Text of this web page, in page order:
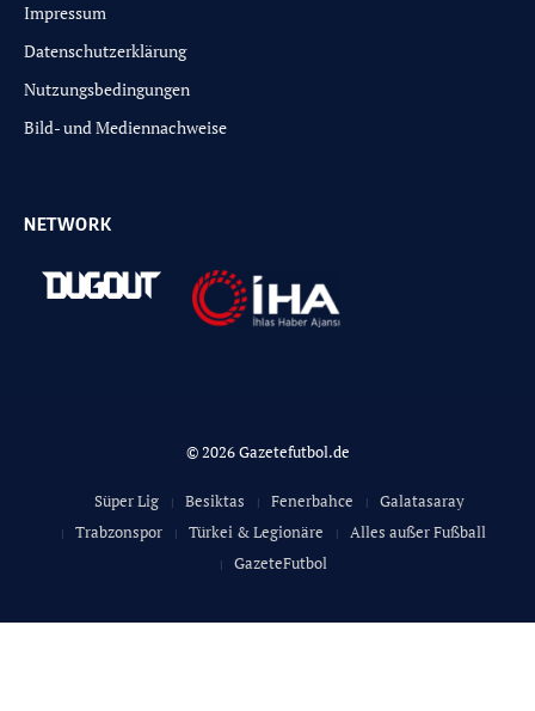
Impressum
Datenschutzerklärung
Nutzungsbedingungen
Bild- und Mediennachweise
NETWORK
© 2026 Gazetefutbol.de
Süper Lig Besiktas Fenerbahce
Galatasaray
Trabzonspor
Türkei & Legionäre
Alles außer Fußball
GazeteFutbol